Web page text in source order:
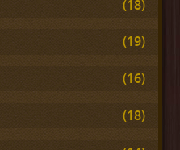
(18)
(19)
(16)
(18)